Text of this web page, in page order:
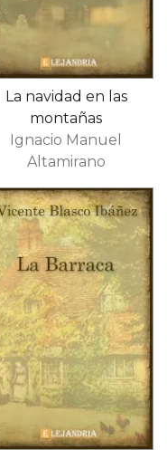
La navidad en las
montañas
Ignacio Manuel
Altamirano